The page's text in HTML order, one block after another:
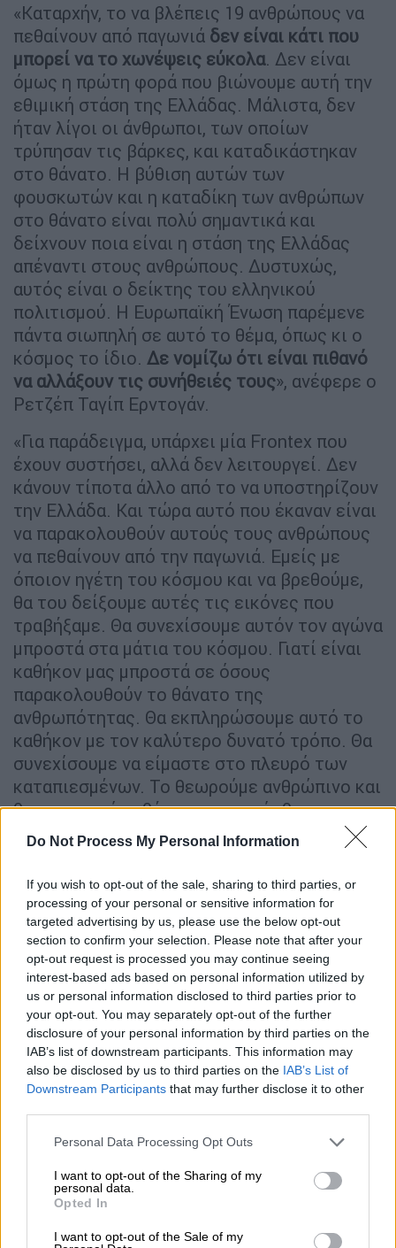
Do Not Process My Personal Information
If you wish to opt-out of the sale, sharing to third parties, or
processing of your personal or sensitive information for
targeted advertising by us, please use the below opt-out
section to confirm your selection. Please note that after your
opt-out request is processed you may continue seeing
interest-based ads based on personal information utilized by
us or personal information disclosed to third parties prior to
your opt-out. You may separately opt-out of the further
disclosure of your personal information by third parties on the
IAB’s list of downstream participants. This information may
also be disclosed by us to third parties on the IAB’s List of
Downstream Participants that may further disclose it to other
Please note that this website/app uses one or more Google
not limited to your visit or usage behaviour. You may click to
grant or deny consent to Google and its third-party tags to
use your data for below specified purposes in below Google
consent section.
Personal Data Processing Opt Outs
I want to opt-out of the Sharing of my
personal data.
Opted In
I want to opt-out of the Sale of my
«Καταρχήν, το να βλέπεις 19 ανθρώπους να
πεθαίνουν από παγωνιά δεν είναι κάτι που
μπορεί να το χωνέψεις εύκολα. Δεν είναι
όμως η πρώτη φορά που βιώνουμε αυτή την
εθιμική στάση της Ελλάδας. Μάλιστα, δεν
ήταν λίγοι οι άνθρωποι, των οποίων
τρύπησαν τις βάρκες, και καταδικάστηκαν
στο θάνατο. Η βύθιση αυτών των
φουσκωτών και η καταδίκη των ανθρώπων
στο θάνατο είναι πολύ σημαντικά και
δείχνουν ποια είναι η στάση της Ελλάδας
απέναντι στους ανθρώπους. Δυστυχώς,
αυτός είναι ο δείκτης του ελληνικού
πολιτισμού. Η Ευρωπαϊκή Ένωση παρέμενε
πάντα σιωπηλή σε αυτό το θέμα, όπως κι ο
κόσμος το ίδιο. Δε νομίζω ότι είναι πιθανό
να αλλάξουν τις συνήθειές τους», ανέφερε ο
Ρετζέπ Ταγίπ Ερντογάν.
«Για παράδειγμα, υπάρχει μία Frontex που
έχουν συστήσει, αλλά δεν λειτουργεί. Δεν
κάνουν τίποτα άλλο από το να υποστηρίζουν
την Ελλάδα. Και τώρα αυτό που έκαναν είναι
να παρακολουθούν αυτούς τους ανθρώπους
να πεθαίνουν από την παγωνιά. Εμείς με
όποιον ηγέτη του κόσμου και να βρεθούμε,
θα του δείξουμε αυτές τις εικόνες που
τραβήξαμε. Θα συνεχίσουμε αυτόν τον αγώνα
μπροστά στα μάτια του κόσμου. Γιατί είναι
καθήκον μας μπροστά σε όσους
παρακολουθούν το θάνατο της
ανθρωπότητας. Θα εκπληρώσουμε αυτό το
καθήκον με τον καλύτερο δυνατό τρόπο. Θα
συνεχίσουμε να είμαστε στο πλευρό των
καταπιεσμένων. Το θεωρούμε ανθρώπινο και
θρησκευτικό καθήκον μας», πρόσθεσε.
Ελλάδα|03.02.2022 10:30
Γεγονός το άυλο διαζύγιο: Βήμα –
βήμα ή έκδοσή του μέσω gov.gr
Ελλάδα|03.02.2022 10:08
Τα δύο ακραία καιρικά «πρόσωπα»
του Ιανουαρίου – Οι απότομες
μεταβολές θερμοκρασίας
Τεχνολογία|03.02.2022 10:18
Ερευνητές δημιούργησαν νέο υλικό:
Είναι ελαφρύ σαν πλαστικό αλλά πιο
ανθεκτικό από τον χάλυβα
Οικονομία|03.02.2022 10:05